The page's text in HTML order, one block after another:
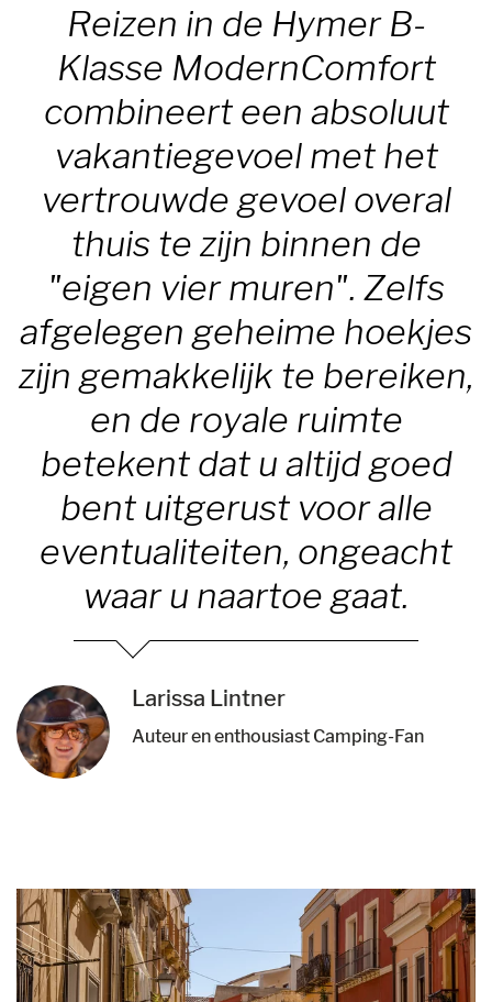
Reizen in de Hymer B-
Klasse ModernComfort
combineert een absoluut
vakantiegevoel met het
vertrouwde gevoel overal
thuis te zijn binnen de
"eigen vier muren". Zelfs
afgelegen geheime hoekjes
zijn gemakkelijk te bereiken,
en de royale ruimte
betekent dat u altijd goed
bent uitgerust voor alle
eventualiteiten, ongeacht
waar u naartoe gaat.
Larissa Lintner
Auteur en enthousiast Camping-Fan